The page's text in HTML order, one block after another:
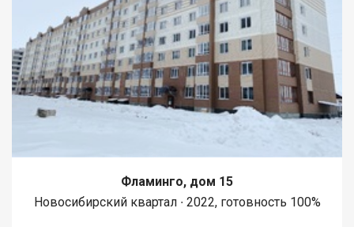
Фламинго, дом 15
Новосибирский квартал ∙ 2022, готовность 100%